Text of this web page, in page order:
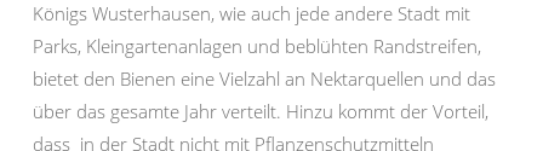
Königs Wusterhausen, wie auch jede andere Stadt mit
Parks, Kleingartenanlagen und beblühten Randstreifen,
bietet den Bienen eine Vielzahl an Nektarquellen und das
über das gesamte Jahr verteilt. Hinzu kommt der Vorteil,
dass in der Stadt nicht mit Pflanzenschutzmitteln